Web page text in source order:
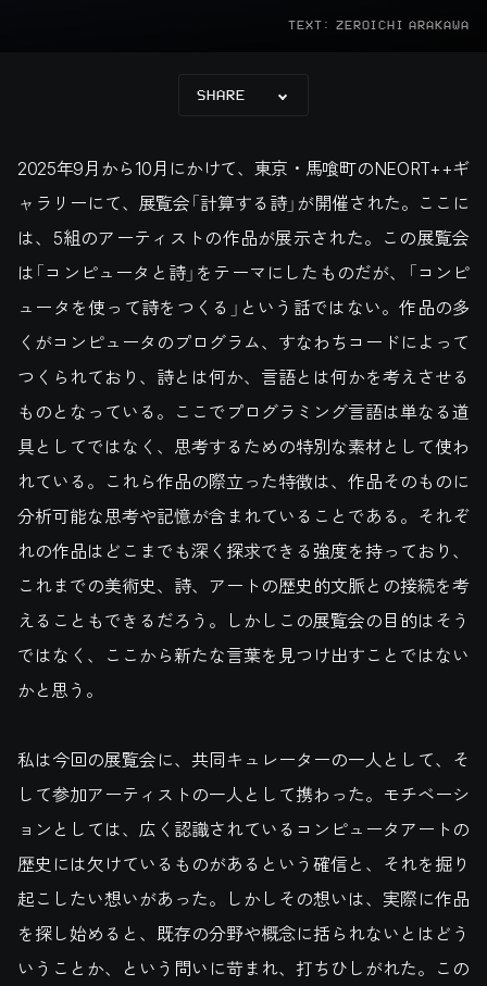
TEXT: ZEROICHI ARAKAWA
SHARE
2025年9月から10月にかけて、東京・馬喰町のNEORT++ギ
ャラリーにて、展覧会「計算する詩」が開催された。ここに
は、5組のアーティストの作品が展示された。この展覧会
は「コンピュータと詩」をテーマにしたものだが、「コンピ
ュータを使って詩をつくる」という話ではない。作品の多
くがコンピュータのプログラム、すなわちコードによって
つくられており、詩とは何か、言語とは何かを考えさせる
ものとなっている。ここでプログラミング言語は単なる道
具としてではなく、思考するための特別な素材として使わ
れている。これら作品の際立った特徴は、作品そのものに
分析可能な思考や記憶が含まれていることである。それぞ
れの作品はどこまでも深く探求できる強度を持っており、
これまでの美術史、詩、アートの歴史的文脈との接続を考
えることもできるだろう。しかしこの展覧会の目的はそう
ではなく、ここから新たな言葉を見つけ出すことではない
かと思う。
私は今回の展覧会に、共同キュレーターの一人として、そ
して参加アーティストの一人として携わった。モチベーシ
ョンとしては、広く認識されているコンピュータアートの
歴史には欠けているものがあるという確信と、それを掘り
起こしたい想いがあった。しかしその想いは、実際に作品
を探し始めると、既存の分野や概念に括られないとはどう
いうことか、という問いに苛まれ、打ちひしがれた。この